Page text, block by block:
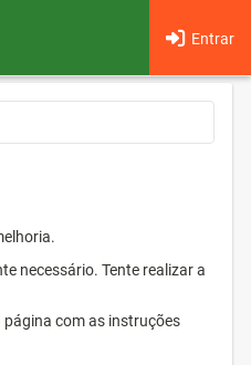
Entrar
necessário. Tente realizar a
página com as instruções